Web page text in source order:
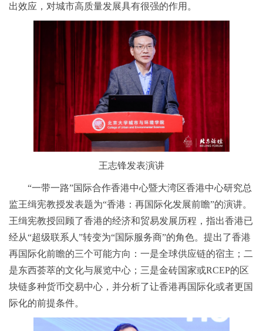
出效应，对城市高质量发展具有很强的作用。
王志锋发表演讲
“一带一路”国际合作香港中心暨大湾区香港中心研究总
监王缉宪教授发表题为“香港：再国际化发展前瞻”的演讲。
王缉宪教授回顾了香港的经济和贸易发展历程，指出香港已
经从“超级联系人”转变为“国际服务商”的角色。提出了香港
再国际化前瞻的三个可能方向：一是全球供应链的宿主；二
是东西荟萃的文化与展览中心；三是金砖国家或RCEP的区
块链多种货币交易中心，并分析了让香港再国际化或者更国
际化的前提条件。